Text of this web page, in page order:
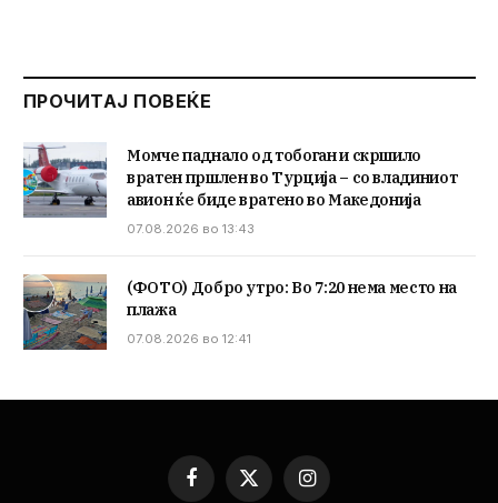
ПРОЧИТАЈ ПОВЕЌЕ
Момче паднало од тобоган и скршило
вратен пршлен во Турција – со владиниот
авион ќе биде вратено во Македонија
07.08.2026 во 13:43
(ФОТО) Добро утро: Во 7:20 нема место на
плажа
07.08.2026 во 12:41
Facebook
X
Instagram